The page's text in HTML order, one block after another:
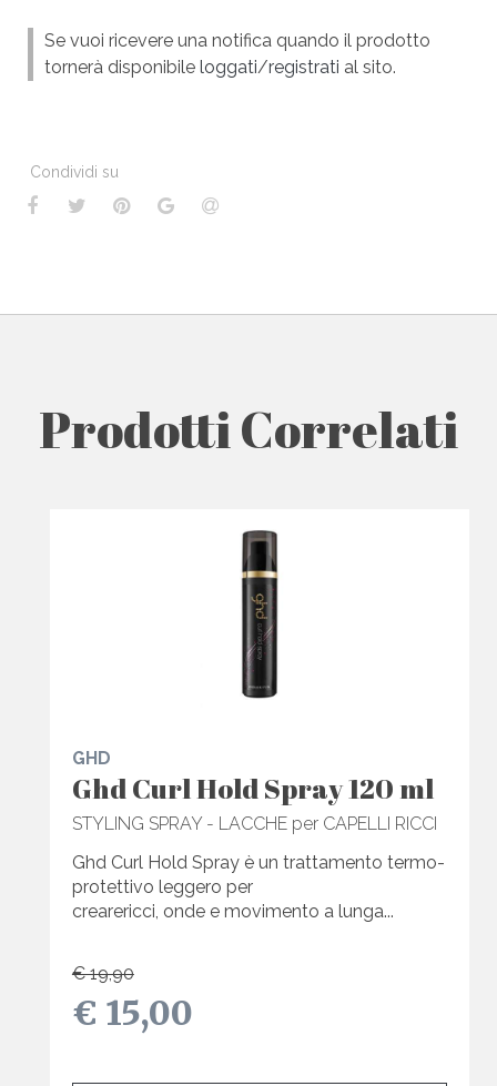
Se vuoi ricevere una notifica quando il prodotto
tornerà disponibile loggati/registrati al sito.
Condividi su
Prodotti Correlati
GHD
Ghd Curl Hold Spray 120 ml
STYLING SPRAY - LACCHE per CAPELLI RICCI
Ghd Curl Hold Spray è un trattamento termo-
protettivo leggero per
crearericci, onde e movimento a lunga...
€ 19,90
€ 15,00